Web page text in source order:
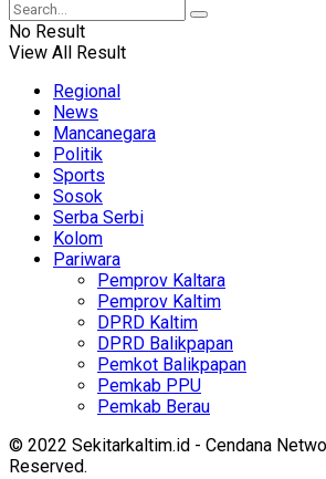
No Result
View All Result
Regional
News
Mancanegara
Politik
Sports
Sosok
Serba Serbi
Kolom
Pariwara
Pemprov Kaltara
Pemprov Kaltim
DPRD Kaltim
DPRD Balikpapan
Pemkot Balikpapan
Pemkab PPU
Pemkab Berau
© 2022 Sekitarkaltim.id - Cendana
Reserved.